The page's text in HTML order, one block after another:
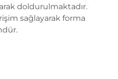
doldurulmaktadır.
sağlayarak forma